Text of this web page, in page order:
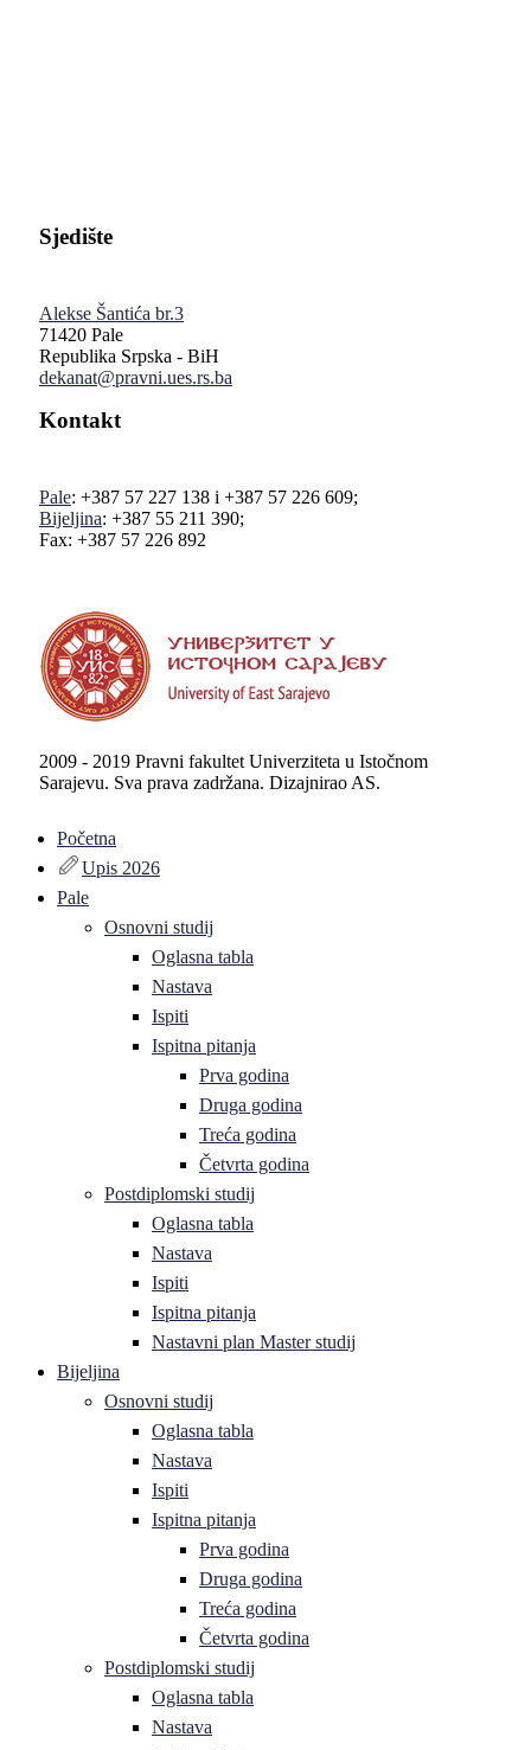
Sjedište
Alekse Šantića br.3
71420 Pale
Republika Srpska - BiH
dekanat@pravni.ues.rs.ba
Kontakt
Pale: +387 57 227 138 i +387 57 226 609;
Bijeljina: +387 55 211 390;
Fax: +387 57 226 892
2009 - 2019 Pravni fakultet Univerziteta u Istočnom
Sarajevu. Sva prava zadržana. Dizajnirao AS.
Početna
Upis 2026
Pale
Osnovni studij
Oglasna tabla
Nastava
Ispiti
Ispitna pitanja
Prva godina
Druga godina
Treća godina
Četvrta godina
Postdiplomski studij
Oglasna tabla
Nastava
Ispiti
Ispitna pitanja
Nastavni plan Master studij
Bijeljina
Osnovni studij
Oglasna tabla
Nastava
Ispiti
Ispitna pitanja
Prva godina
Druga godina
Treća godina
Četvrta godina
Postdiplomski studij
Oglasna tabla
Nastava